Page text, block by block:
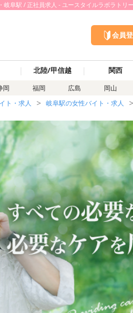
阜駅 / 正社員求人 - ユースタイルラボラトリ
会員
北陸/甲信越 関西
岡 福岡 広島
岡山
ト・求人 岐阜駅の女性バイト・求人